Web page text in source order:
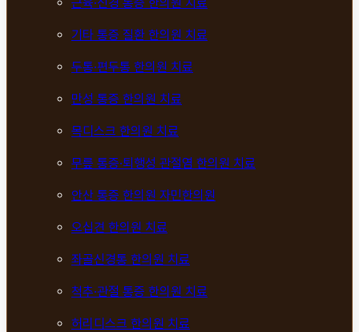
기타 통증 질환 한의원 치료
두통·편두통 한의원 치료
만성 통증 한의원 치료
목디스크 한의원 치료
무릎 통증·퇴행성 관절염 한의원 치료
안산 통증 한의원 자민한의원
오십견 한의원 치료
좌골신경통 한의원 치료
척추·관절 통증 한의원 치료
허리디스크 한의원 치료